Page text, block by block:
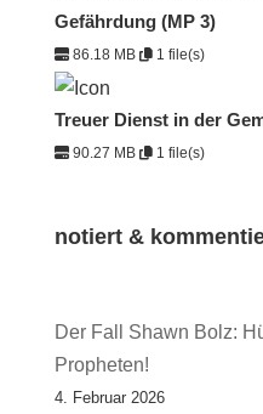
Gefährdung (MP 3)
86.18 MB 1 file(s)
Treuer Dienst in der
90.27 MB 1 file(s)
notiert &
Der Fall Shawn Bolz:
Propheten!
4. Februar 2026